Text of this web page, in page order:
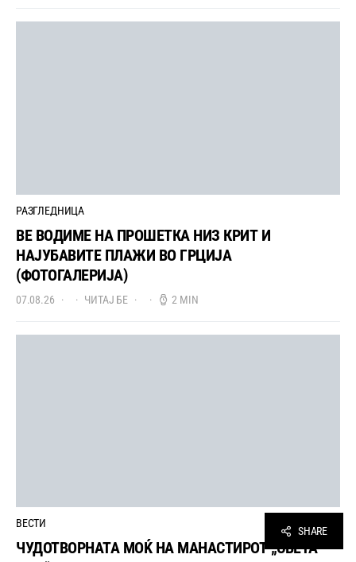
РАЗГЛЕДНИЦА
ВЕ ВОДИМЕ НА ПРОШЕТКА НИЗ КРИТ И
НАЈУБАВИТЕ ПЛАЖИ ВО ГРЦИЈА
(ФОТОГАЛЕРИЈА)
07.08.26 ЧИТАЈ БЕ 2 MIN
ВЕСТИ
ЧУДОТВОРНАТА МОЌ НА МАНАСТИРОТ „СВЕТА
SHARE